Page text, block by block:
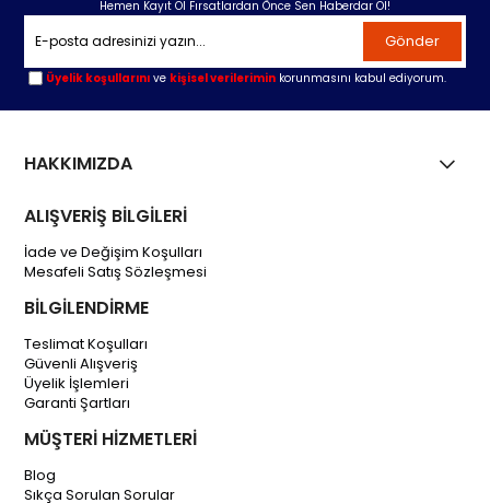
Hemen Kayıt Ol Fırsatlardan Önce Sen Haberdar Ol!
Gönder
Üyelik koşullarını ve kişisel verilerimin korunmasını kabul ediyorum.
HAKKIMIZDA
ALIŞVERİŞ BİLGİLERİ
İade ve Değişim Koşulları
Mesafeli Satış Sözleşmesi
BİLGİLENDİRME
Teslimat Koşulları
Güvenli Alışveriş
Üyelik İşlemleri
Garanti Şartları
MÜŞTERİ HİZMETLERİ
Blog
Sıkça Sorulan Sorular